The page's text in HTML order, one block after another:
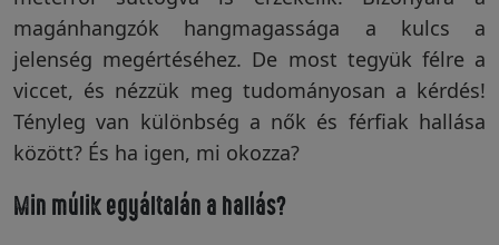
Villanypásztor
magánhangzók hangmagassága a kulcs a
jelenség megértéséhez. De most tegyük félre a
viccet, és nézzük meg tudományosan a kérdés!
Tényleg van különbség a nők és férfiak hallása
között? És ha igen, mi okozza?
Min múlik egyáltalán a hallás?